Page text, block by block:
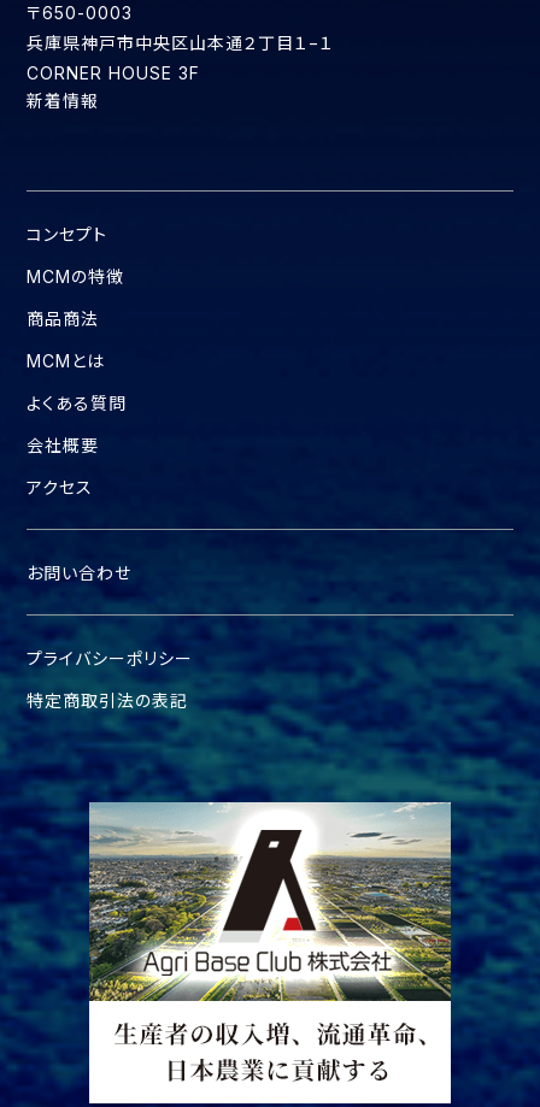
〒650-0003
兵庫県神戸市中央区山本通２丁目１−１
CORNER HOUSE 3F
新着情報
コンセプト
MCMの特徴
商品商法
MCMとは
よくある質問
会社概要
アクセス
お問い合わせ
プライバシーポリシー
特定商取引法の表記